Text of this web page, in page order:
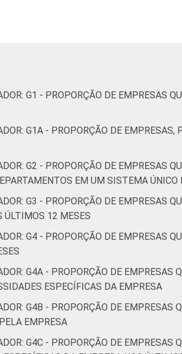
8,4 8,3 7,8
7,9 7,8 7,8
G1 - PROPORÇÃO DE EMPRESAS
G1A - PROPORÇÃO DE
G2 - PROPORÇÃO DE EMPRESAS
EM UM SISTEMA
G3 - PROPORÇÃO DE EMPRESAS
ÚLTIMOS 12 MESES
G4 - PROPORÇÃO DE EMPRESAS
G4A - PROPORÇÃO DE
ESPECÍFICAS DA EMPRESA
G4B - PROPORÇÃO DE
EMPRESA
G4C - PROPORÇÃO DE